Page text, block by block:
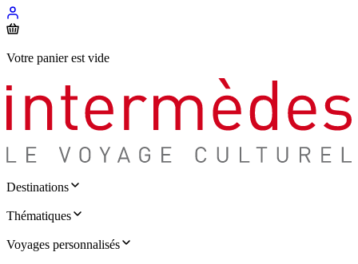
Votre panier est vide
Destinations
Thématiques
Voyages personnalisés